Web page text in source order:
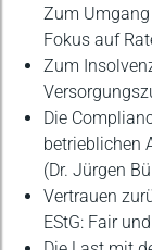
Zum
Fokus auf
Zum
Die
betrieblichen
(Dr. Jürgen
Vertrauen
EStG: Fair